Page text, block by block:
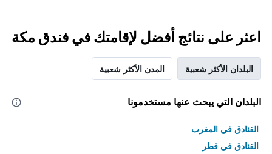
اعثر على نتائج أفضل لإقامتك في فندق مكة
البلدان الأكثر شعبية المدن الأكثر شعبية
البلدان التي يبحث عنها مستخدمونا
الفنادق في المغرب
الفنادق في قطر